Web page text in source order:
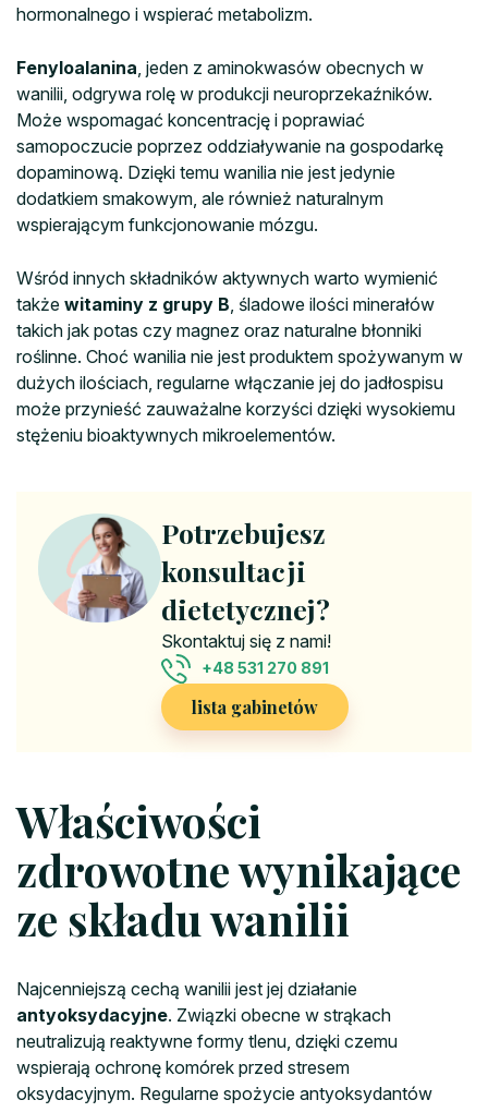
hormonalnego i wspierać metabolizm.
Fenyloalanina , jeden z aminokwasów obecnych w
wanilii, odgrywa rolę w produkcji neuroprzekaźników.
Może wspomagać koncentrację i poprawiać
samopoczucie poprzez oddziaływanie na gospodarkę
dopaminową. Dzięki temu wanilia nie jest jedynie
dodatkiem smakowym, ale również naturalnym
wspierającym funkcjonowanie mózgu.
Wśród innych składników aktywnych warto wymienić
także witaminy z grupy B , śladowe ilości minerałów
takich jak potas czy magnez oraz naturalne błonniki
roślinne. Choć wanilia nie jest produktem spożywanym w
dużych ilościach, regularne włączanie jej do jadłospisu
może przynieść zauważalne korzyści dzięki wysokiemu
stężeniu bioaktywnych mikroelementów.
Potrzebujesz
konsultacji
dietetycznej?
Skontaktuj się z nami!
+48 531 270 891
lista gabinetów
Właściwości
zdrowotne wynikające
ze składu wanilii
Najcenniejszą cechą wanilii jest jej działanie
antyoksydacyjne. Związki obecne w strąkach
neutralizują reaktywne formy tlenu, dzięki czemu
wspierają ochronę komórek przed stresem
oksydacyjnym. Regularne spożycie antyoksydantów